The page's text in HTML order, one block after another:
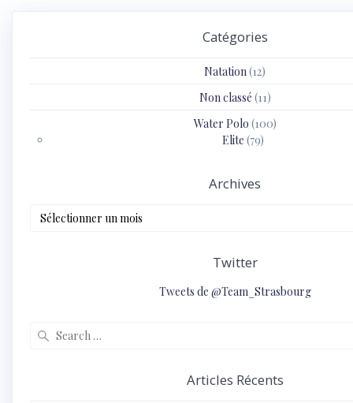
Catégories
Natation (12)
Non classé (11)
Water Polo (100)
Elite (79)
Archives
Twitter
Tweets de @Team_Strasbourg
Articles Récents